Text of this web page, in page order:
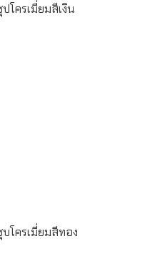
โครเมี่ยมสีเงิน
โครเมี่ยมสีทอง